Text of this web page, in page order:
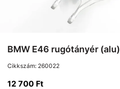
BMW E46 rugótányér (alu)
Cikkszám: 260022
12 700 Ft